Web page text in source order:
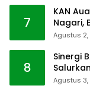
7
KAN
Nagari,
Agustus
8
Sinergi
Agustus